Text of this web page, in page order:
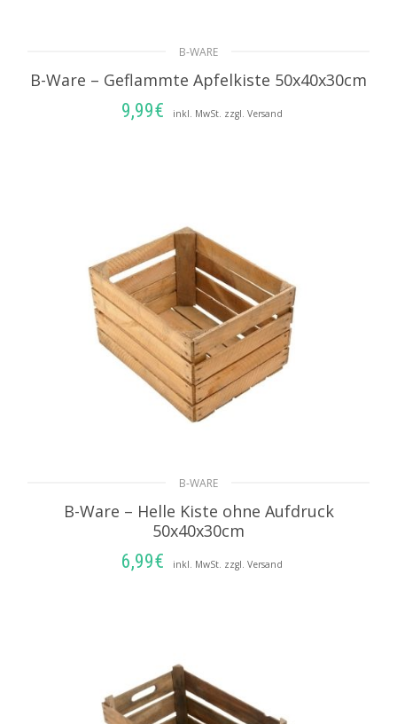
B-WARE
B-Ware – Geflammte Apfelkiste 50x40x30cm
9,99€ inkl. MwSt. zzgl. Versand
B-WARE
B-Ware – Helle Kiste ohne Aufdruck
50x40x30cm
6,99€ inkl. MwSt. zzgl. Versand